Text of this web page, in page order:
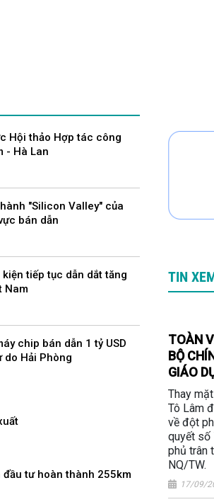
Hội thảo Hợp tác công
- Hà Lan
"Silicon Valley" của
bán dẫn
tiếp tục dẫn dắt tăng
Nam
chip bán dẫn 1 tỷ USD
do Hải Phòng
tư hoàn thành 255km
TIN
TOÀN
BỘ
GIÁO
Thay
Tô Lâm
về đột
quyết số
phủ trân
NQ/TW.
17/09/